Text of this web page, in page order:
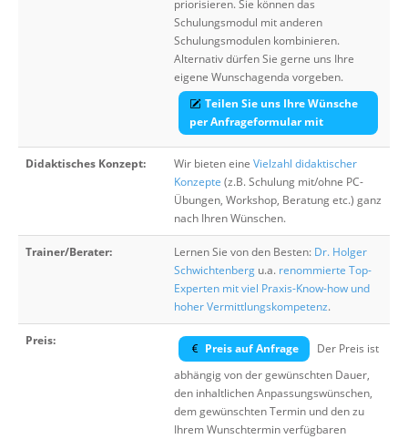
priorisieren. Sie können das
Schulungsmodul mit anderen
Schulungsmodulen kombinieren.
Alternativ dürfen Sie gerne uns Ihre
eigene Wunschagenda vorgeben.
Teilen Sie uns Ihre Wünsche
per Anfrageformular mit
Didaktisches Konzept: Wir bieten eine Vielzahl didaktischer
Konzepte (z.B. Schulung mit/ohne PC-
Übungen, Workshop, Beratung etc.) ganz
nach Ihren Wünschen.
Trainer/Berater: Lernen Sie von den Besten: Dr. Holger
Schwichtenberg u.a. renommierte Top-
Experten mit viel Praxis-Know-how und
hoher Vermittlungskompetenz.
Preis:
Preis auf Anfrage
Der Preis ist
abhängig von der gewünschten Dauer,
den inhaltlichen Anpassungswünschen,
dem gewünschten Termin und den zu
Ihrem Wunschtermin verfügbaren